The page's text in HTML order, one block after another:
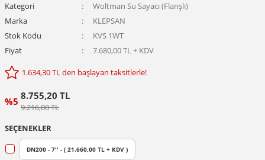
Kategori
Woltman Su Sayacı (Flanşlı)
Marka
KLEPSAN
Stok Kodu
KVS 1WT
Fiyat
7.680,00 TL + KDV
1.634,30 TL den başlayan taksitlerle!
%5 8.755,20 TL
9.216,00 TL
SEÇENEKLER
DN200 - 7'' - ( 21.660,00 TL + KDV )